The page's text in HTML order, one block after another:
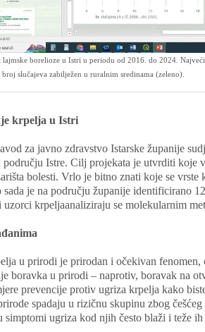
lajmske borelioze u Istri u periodu od 2016. do 2024.
slučajeva zabilježen u ruralnim sredinama (zeleno).
krpelja u Istri
za javno zdravstvo Istarske županije
području Istre. Cilj projekata je utvrditi koje
bolesti. Vrlo je bitno znati koje se
sada je na području županije identificirano
krpeljaanaliziraju se molekularnim
u prirodi je prirodan i očekivan
boravka u prirodi – naprotiv, boravak na
prevencije protiv ugriza krpelja kako
spadaju u rizičnu skupinu zbog
simptomi ugriza kod njih često blaži i teže